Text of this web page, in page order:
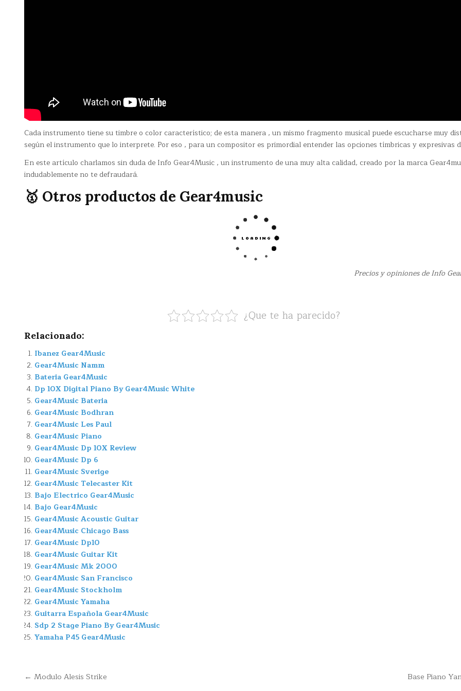
Cada instrumento tiene su timbre o color característico; de esta manera , un mismo fragmento musical puede escucharse muy
según el instrumento que lo interprete. Por eso , para un compositor es primordial entender las opciones tímbricas y expresivas
En este artículo charlamos sin duda de Info Gear4Music , un instrumento de una muy alta calidad, creado por la marca
indudablemente no te defraudará.
🥇 Otros productos de Gear4music
Precios y opiniones de Info
¿Que te ha parecido?
Relacionado:
Ibanez Gear4Music
Gear4Music Namm
Bateria Gear4Music
Dp 10X Digital Piano By Gear4Music White
Gear4Music Bateria
Gear4Music Bodhran
Gear4Music Les Paul
Gear4Music Piano
Gear4Music Dp 10X Review
Gear4Music Dp 6
Gear4Music Sverige
Gear4Music Telecaster Kit
Bajo Electrico Gear4Music
Bajo Gear4Music
Gear4Music Acoustic Guitar
Gear4Music Chicago Bass
Gear4Music Dp10
Gear4Music Guitar Kit
Gear4Music Mk 2000
Gear4Music San Francisco
Gear4Music Stockholm
Gear4Music Yamaha
Guitarra Española Gear4Music
Sdp 2 Stage Piano By Gear4Music
Yamaha P45 Gear4Music
Navegación Base Piano
← Modulo Alesis Strike